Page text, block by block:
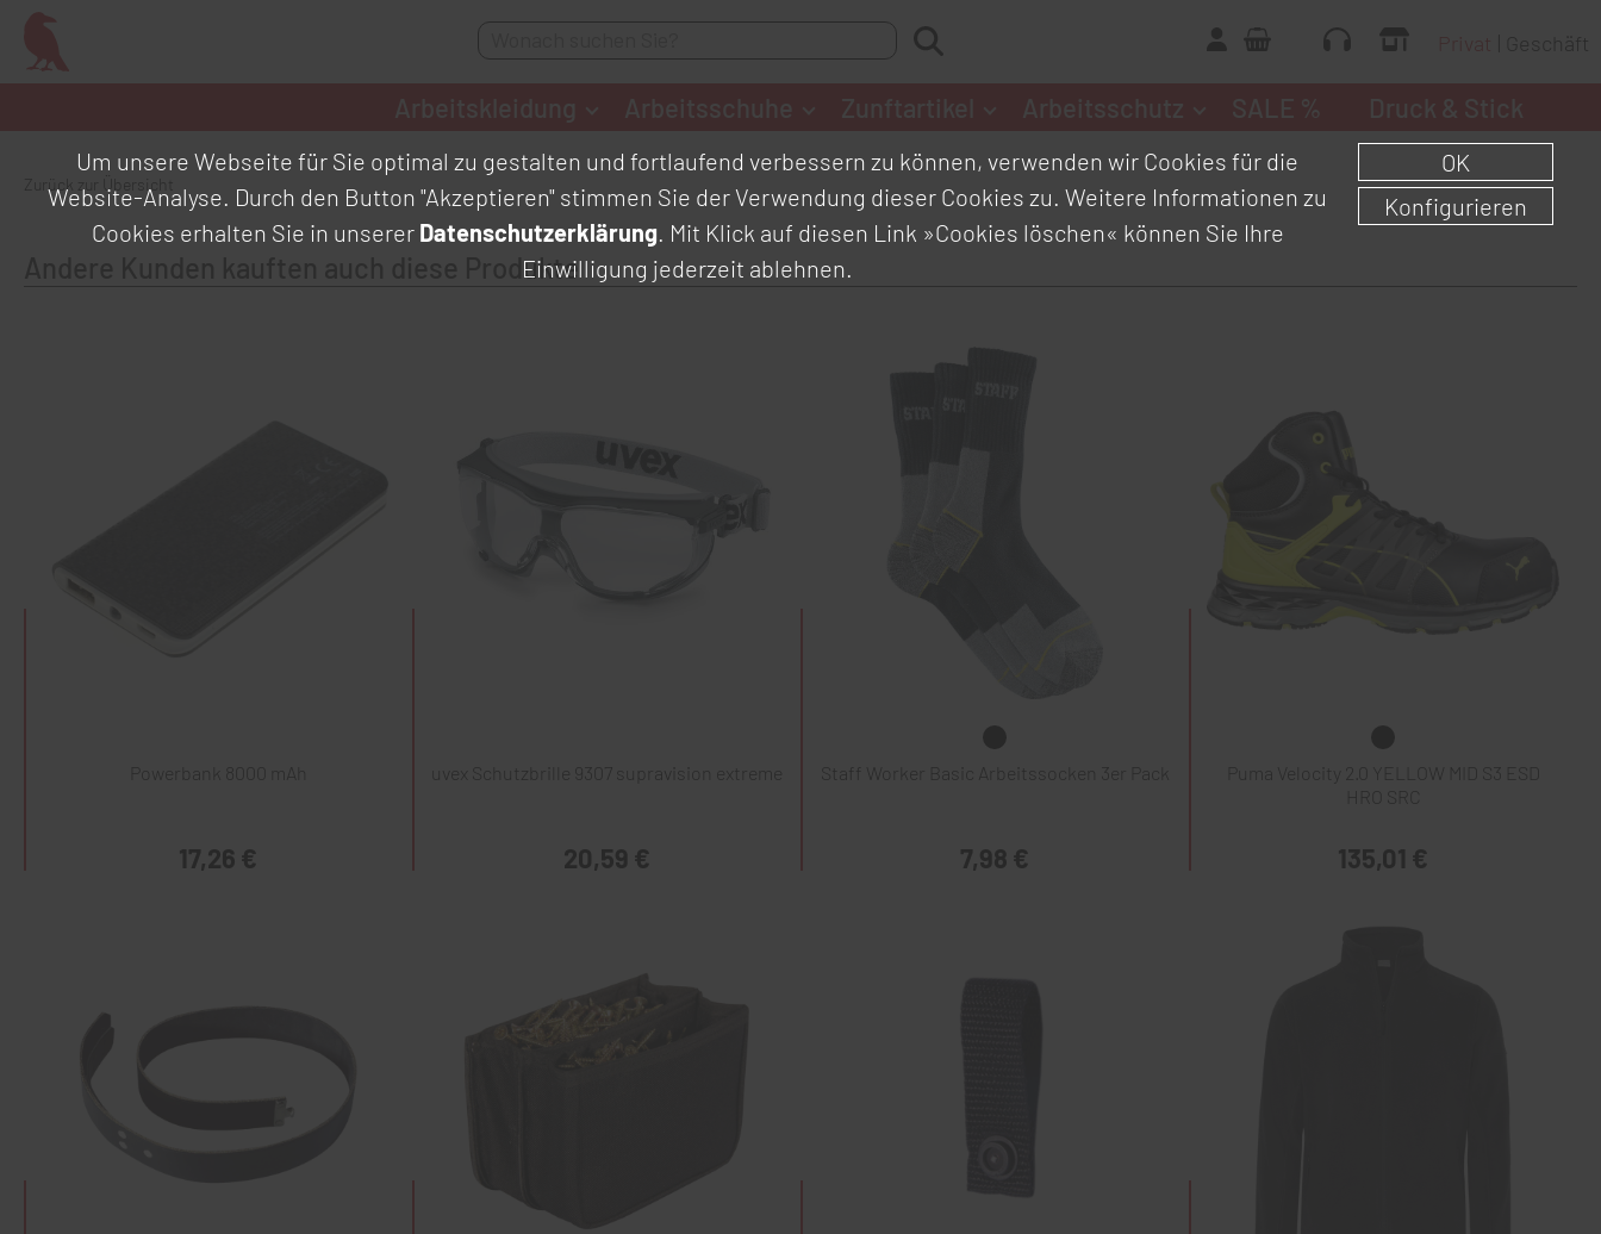
Geschäft
Andere Kunden kauften auch diese Produkte
Powerbank 8000 mAh
17,26 €
uvex Schutzbrille 9307 supravision extreme
20,59 €
Staff Worker Basic Arbeitssocken 3er Pack
7,98 €
Puma Velocity 2.0 YELLOW MID S3 ESD
135,01 €
Um unsere Webseite für Sie optimal zu gestalten und fortlaufend verbessern zu können, verwenden wir Cookies für die
Website-Analyse. Durch den Button "Akzeptieren" stimmen Sie der Verwendung dieser Cookies zu. Weitere Informationen zu
Cookies erhalten Sie in unserer Datenschutzerklärung. Mit Klick auf diesen Link »Cookies löschen« können Sie Ihre
Einwilligung jederzeit ablehnen.
OK
Konfigurieren